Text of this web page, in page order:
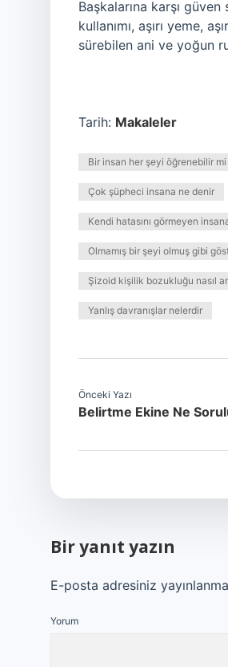
Başkalarına karşı
kullanımı, aşırı yeme,
sürebilen ani ve yoğun
Tarih: Makaleler
Bir insan her şeyi öğrenebilir mi
Çok şüpheci insana ne denir
Kendi hatasını görmeyen
Olmamış bir şeyi olmuş gibi
Şizoid kişilik bozukluğu nasıl
Yanlış davranışlar nelerdir
Önceki Yazı
Belirtme Ekine Ne
Bir yanıt yazın
E-posta adresiniz
Yorum